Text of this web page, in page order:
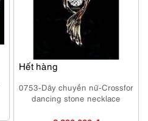
Hết hàng
0753-Dây chuyền nữ-Crossfor
dancing stone necklace